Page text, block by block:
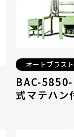
オートブラス
BAC-
式マテハン